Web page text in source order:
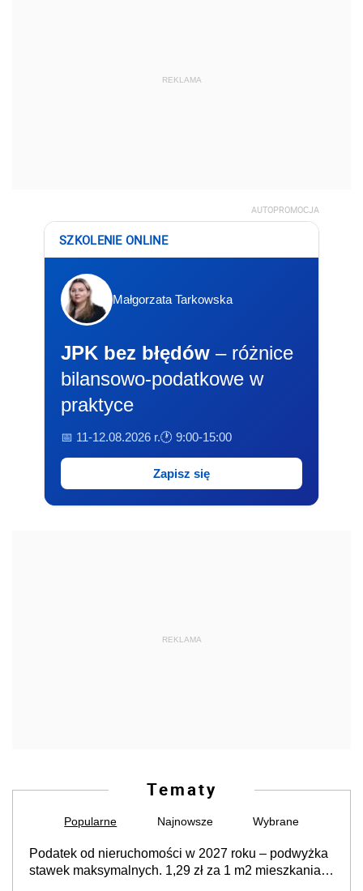
REKLAMA
AUTOPROMOCJA
SZKOLENIE ONLINE
Małgorzata Tarkowska
JPK bez błędów – różnice
bilansowo-podatkowe w
praktyce
📅 11-12.08.2026 r.🕐 9:00-15:00
Zapisz się
REKLAMA
Tematy
Popularne Najnowsze Wybrane
Podatek od nieruchomości w 2027 roku – podwyżka
stawek maksymalnych. 1,29 zł za 1 m2 mieszkania,